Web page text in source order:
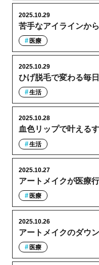
苦手なアイラインか
2025.10.29
医療
ひげ脱毛で変わる毎
2025.10.29
生活
血色リップで叶える
2025.10.28
生活
アートメイクが医療
2025.10.27
医療
アートメイクのダウ
2025.10.26
医療